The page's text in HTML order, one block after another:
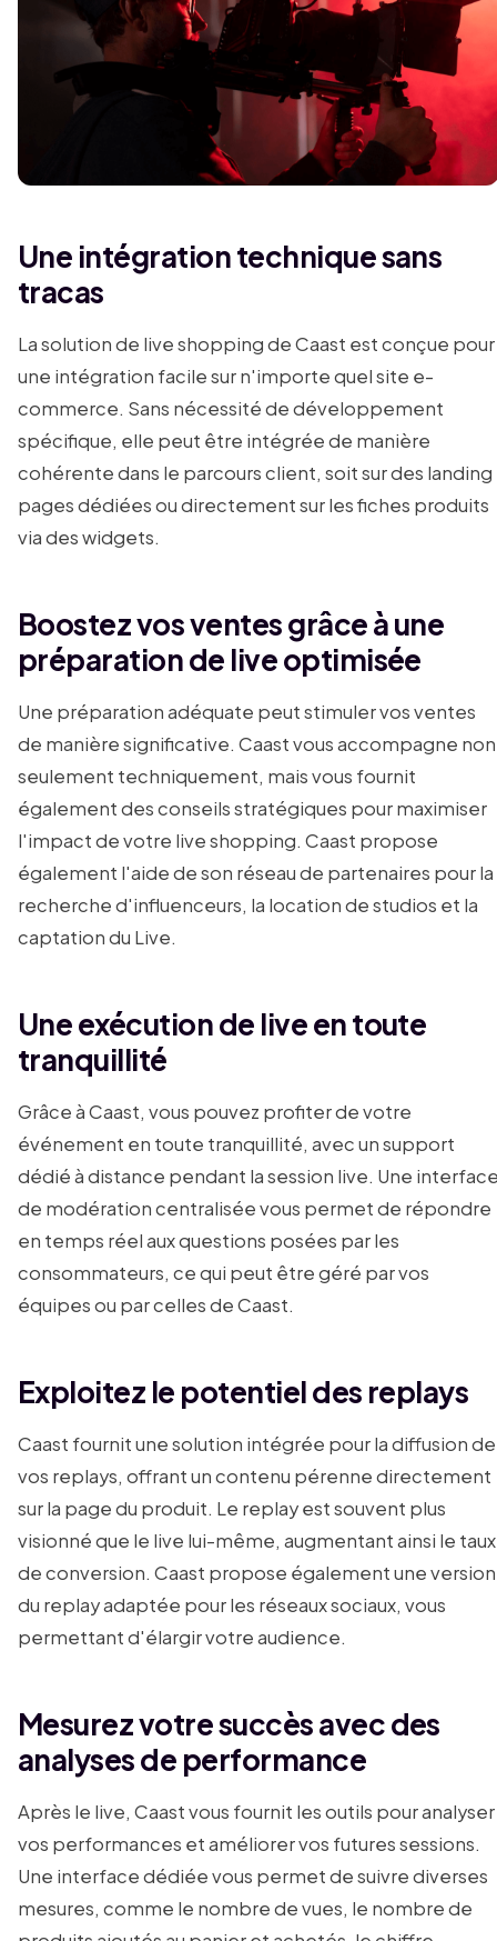
Une intégration technique sans
tracas
La solution de live shopping de Caast est conçue pour
une intégration facile sur n'importe quel site e-
commerce. Sans nécessité de développement
spécifique, elle peut être intégrée de manière
cohérente dans le parcours client, soit sur des landing
pages dédiées ou directement sur les fiches produits
via des widgets.
Boostez vos ventes grâce à une
préparation de live optimisée
Une préparation adéquate peut stimuler vos ventes
de manière significative. Caast vous accompagne non
seulement techniquement, mais vous fournit
également des conseils stratégiques pour maximiser
l'impact de votre live shopping. Caast propose
également l'aide de son réseau de partenaires pour la
recherche d'influenceurs, la location de studios et la
captation du Live.
Une exécution de live en toute
tranquillité
Grâce à Caast, vous pouvez profiter de votre
événement en toute tranquillité, avec un support
dédié à distance pendant la session live. Une
de modération centralisée vous permet de répondre
en temps réel aux questions posées par les
consommateurs, ce qui peut être géré par vos
équipes ou par celles de Caast.
Exploitez le potentiel des replays
Caast fournit une solution intégrée pour la diffusion de
vos replays, offrant un contenu pérenne directement
sur la page du produit. Le replay est souvent plus
visionné que le live lui-même, augmentant ainsi le taux
de conversion. Caast propose également une version
du replay adaptée pour les réseaux sociaux, vous
permettant d'élargir votre audience.
Mesurez votre succès avec des
analyses de performance
Après le live, Caast vous fournit les outils pour analyser
vos performances et améliorer vos futures sessions.
Une interface dédiée vous permet de suivre diverses
mesures, comme le nombre de vues, le nombre de